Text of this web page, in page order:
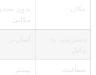
مکان
بدون
مکانی
شفافیت
بیشتر